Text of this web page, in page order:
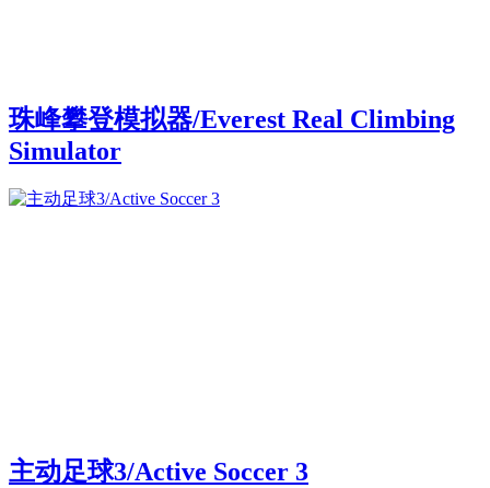
珠峰攀登模拟器/Everest Real Climbing
Simulator
主动足球3/Active Soccer 3